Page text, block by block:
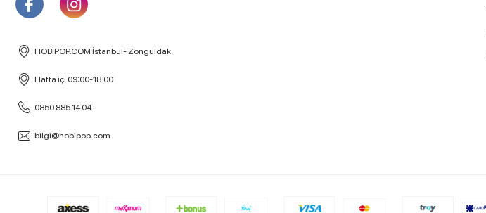
HOBİPOP.COM İstanbul- Zonguldak
Hafta içi 09:00-18.00
0850 885 14 04
bilgi@hobipop.com